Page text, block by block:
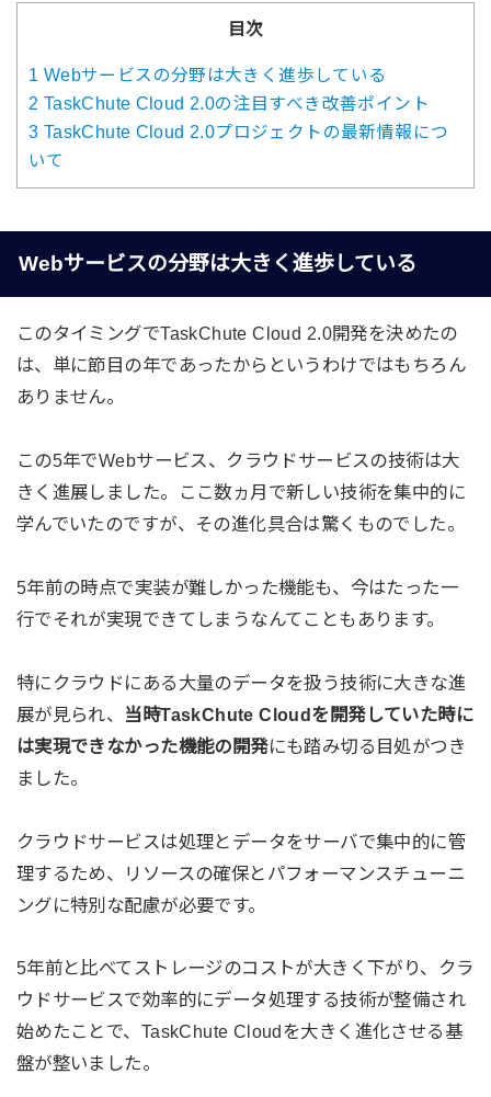
目次
1 Webサービスの分野は大きく進歩している
2 TaskChute Cloud 2.0の注目すべき改善ポイント
3 TaskChute Cloud 2.0プロジェクトの最新情報につ
いて
Webサービスの分野は大きく進歩している
このタイミングでTaskChute Cloud 2.0開発を決めたの
は、単に節目の年であったからというわけではもちろん
ありません。
この5年でWebサービス、クラウドサービスの技術は大
きく進展しました。ここ数ヵ月で新しい技術を集中的に
学んでいたのですが、その進化具合は驚くものでした。
5年前の時点で実装が難しかった機能も、今はたった一
行でそれが実現できてしまうなんてこともあります。
特にクラウドにある大量のデータを扱う技術に大きな進
展が見られ、 当時TaskChute Cloudを開発していた時に
は実現できなかった機能の開発にも踏み切る目処がつき
ました。
クラウドサービスは処理とデータをサーバで集中的に管
理するため、リソースの確保とパフォーマンスチューニ
ングに特別な配慮が必要です。
5年前と比べてストレージのコストが大きく下がり、クラ
ウドサービスで効率的にデータ処理する技術が整備され
始めたことで、TaskChute Cloudを大きく進化させる基
盤が整いました。